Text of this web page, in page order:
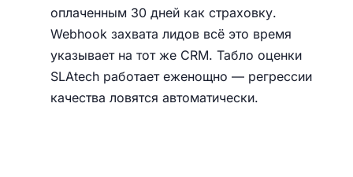
оплаченным 30 дней как страховку.
Webhook захвата лидов всё это время
указывает на тот же CRM. Табло оценки
SLAtech работает еженощно — регрессии
качества ловятся автоматически.